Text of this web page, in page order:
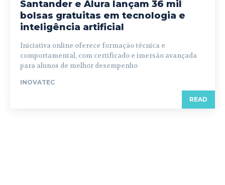
Santander e Alura lançam 36 mil
bolsas gratuitas em tecnologia e
inteligência artificial
Iniciativa online oferece formação técnica e
comportamental, com certificado e imersão avançada
para alunos de melhor desempenho
INOVATEC
READ